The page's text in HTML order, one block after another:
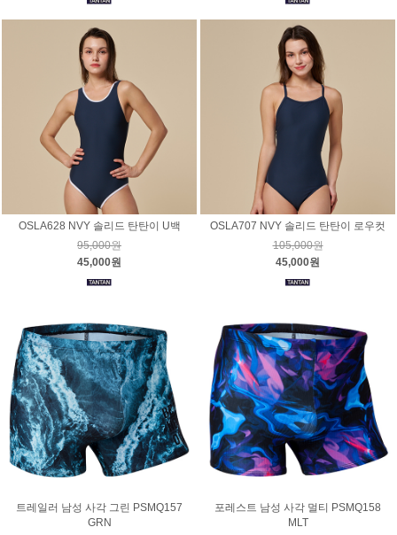
OSLA628 NVY 솔리드 탄탄이 U백
95,000원
45,000원
OSLA707 NVY 솔리드 탄탄이 로우컷
105,000원
45,000원
트레일러 남성 사각 그린 PSMQ157
GRN
포레스트 남성 사각 멀티 PSMQ158
MLT